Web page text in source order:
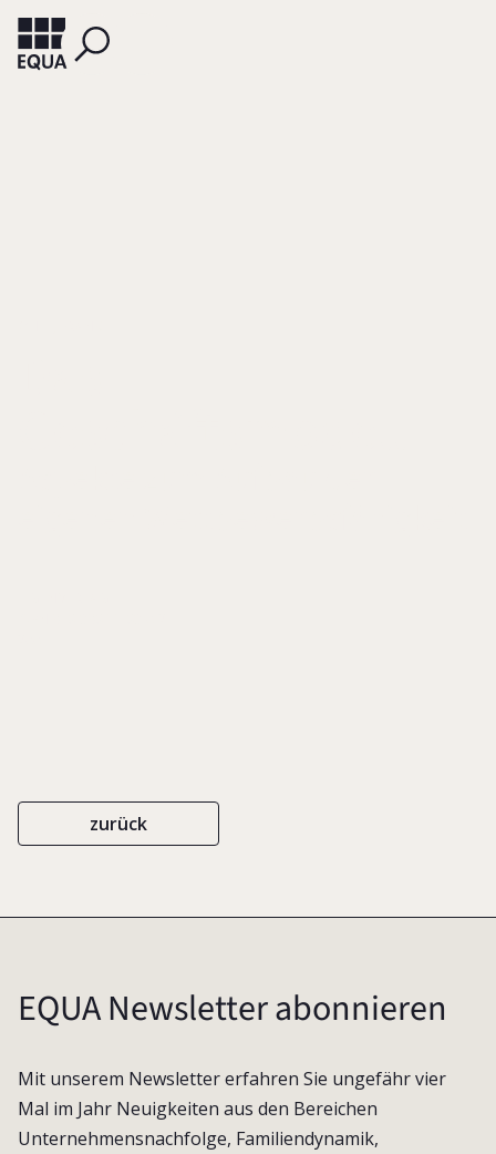
zurück
EQUA Newsletter abonnieren
Mit unserem Newsletter erfahren Sie ungefähr vier
Mal im Jahr Neuigkeiten aus den Bereichen
Unternehmensnachfolge, Familiendynamik,